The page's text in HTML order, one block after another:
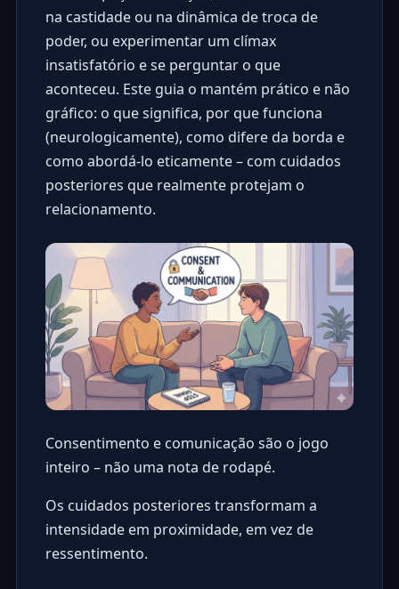
na castidade ou na dinâmica de troca de
poder, ou experimentar um clímax
insatisfatório e se perguntar o que
aconteceu. Este guia o mantém prático e não
gráfico: o que significa, por que funciona
(neurologicamente), como difere da borda e
como abordá-lo eticamente – com cuidados
posteriores que realmente protejam o
relacionamento.
Consentimento e comunicação são o jogo
inteiro – não uma nota de rodapé.
Os cuidados posteriores transformam a
intensidade em proximidade, em vez de
ressentimento.